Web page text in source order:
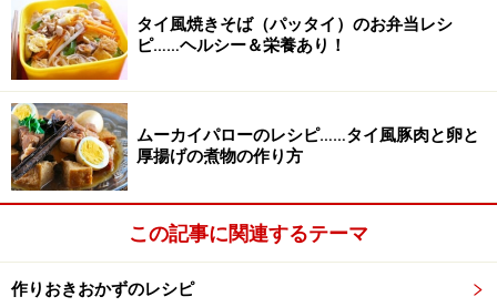
※記事内容は執筆時点のものです。最新の内容をご確認くださ
い。
※衛生面および保存状態に起因して食中毒や体調不良を引き起こ
す場合があります。必ず清潔な状態で、正しい方法で行い、なる
べく早めにお召し上がりください。また、持ち運びの際は保存方
法に注意してください。
タイ風焼きそば（パッタイ）のお弁当レシ
ピ……ヘルシー＆栄養あり！
ムーカイパローのレシピ……タイ風豚肉と卵と
厚揚げの煮物の作り方
この記事に関連するテーマ
作りおきおかずのレシピ